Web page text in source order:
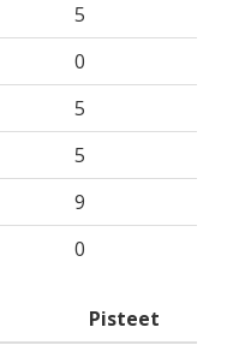
5
0
5
5
9
0
Pisteet